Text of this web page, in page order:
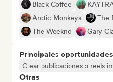
Black Coffee
Arctic Monkeys
The
The Weeknd
Gary
Principales oportunidades
Crear publicaciones o reels
Otras